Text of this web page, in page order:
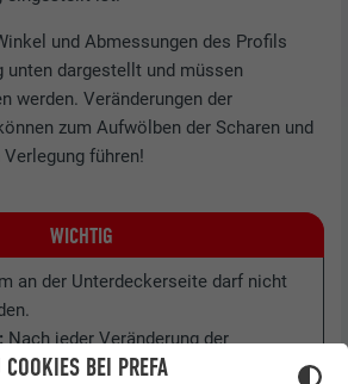
BEI PREFA
und Abmessungen des Profils
unten dargestellt und müssen
werden. Veränderungen der
zum Aufwölben der Scharen und
führen!
WICHTIG
an der Unterdeckerseite darf nicht
Nach jeder Veränderung der
müssen die Maße und Winkel an